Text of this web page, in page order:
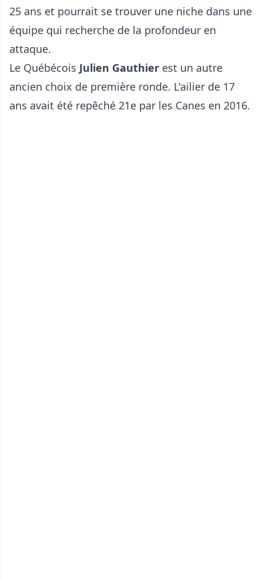
25 ans et pourrait se trouver une niche dans une
équipe qui recherche de la profondeur en
attaque.
Le Québécois Julien Gauthier est un autre
ancien choix de première ronde. L'ailier de 17
ans avait été repêché 21e par les Canes en 2016.